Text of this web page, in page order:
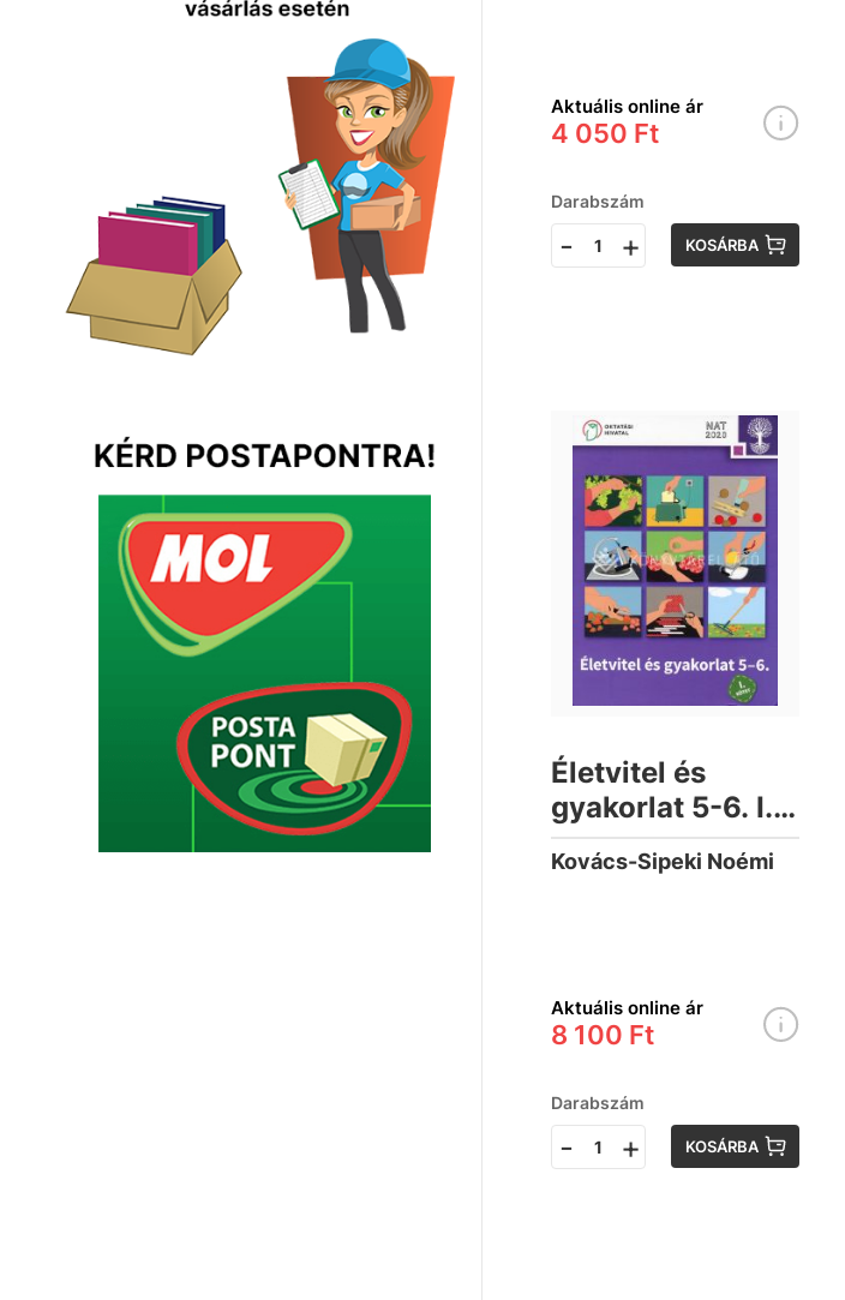
Aktuális online ár
4 050 Ft
Darabszám
- + KOSÁRBA
Életvitel és
gyakorlat 5-6. I.
kötet
Kovács-Sipeki Noémi
Aktuális online ár
8 100 Ft
Darabszám
- + KOSÁRBA